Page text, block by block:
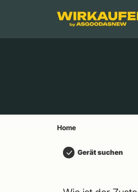
Home
Gerät suchen